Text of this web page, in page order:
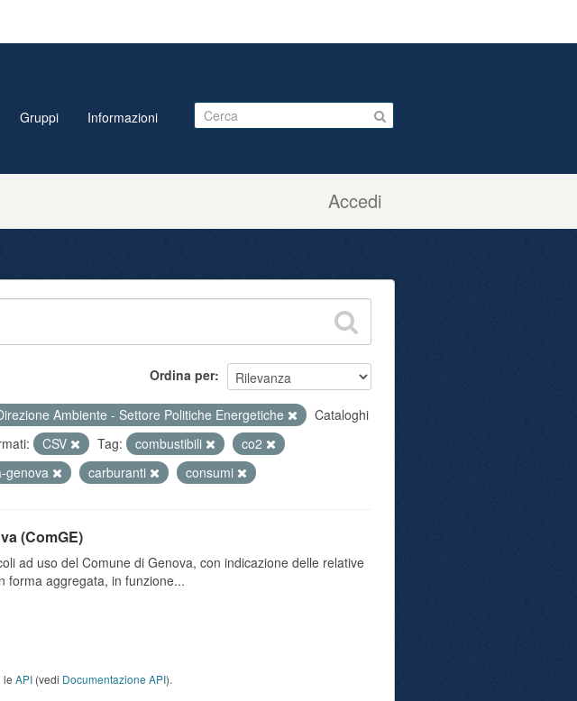
Accedi
Gruppi Informazioni
Ordina per
Ambiente - Settore Politiche Energetiche
Cataloghi
CSV Tag: combustibili
co2
genova carburanti consumi
(ComGE)
ad uso del Comune di Genova, con indicazione delle relative
forma aggregata, in funzione...
le API (vedi Documentazione API).